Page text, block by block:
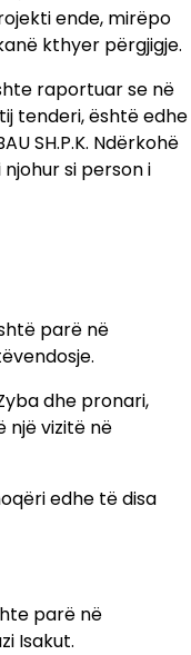
ende, mirëpo
kthyer përgjigje.
raportuar se në
tenderi, është edhe
SH.P.K. Ndërkohë
si person i
parë në
dhe pronari,
një vizitë në
edhe të disa
parë në
Isakut.